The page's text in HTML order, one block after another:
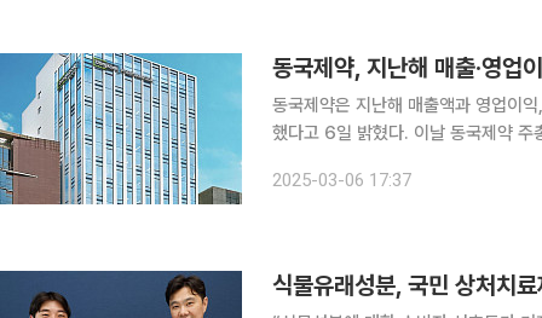
동국제약, 지난해 매출·영업
동국제약은 지난해 매출액과 영업이
했다고 6일 밝혔다. 이날 동국제약 주총소집공고 공시에 공개된 연결재무제표에 따르면 동국제약의
2025-03-06 17:37
식물유래성분, 국민 상처치